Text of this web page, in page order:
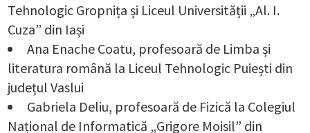
Tehnologic Gropnița și Liceul Universității „Al. I.
Cuza” din Iași
Ana Enache Coatu, profesoară de Limba și
literatura română la Liceul Tehnologic Puiești din
județul Vaslui
Gabriela Deliu, profesoară de Fizică la Colegiul
Național de Informatică „Grigore Moisil” din